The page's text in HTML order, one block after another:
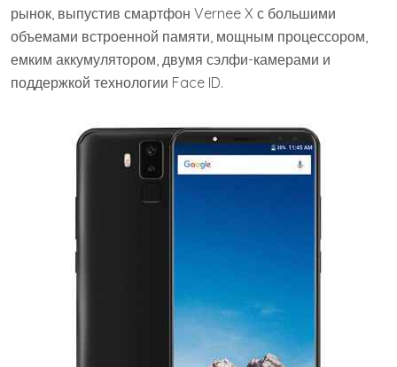
рынок, выпустив смартфон Vernee X с большими
объемами встроенной памяти, мощным процессором,
емким аккумулятором, двумя сэлфи-камерами и
поддержкой технологии Face ID.